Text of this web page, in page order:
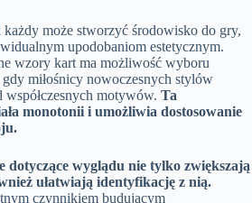
może stworzyć środowisko do gry,
upodobaniom estetycznym.
wzory kart ma możliwość wyboru
miłośnicy nowoczesnych stylów
współczesnych motywów. Ta
monotonii i umożliwia dostosowanie
wyglądu nie tylko zwiększają
ułatwiają identyfikację z nią.
czynnikiem budującym